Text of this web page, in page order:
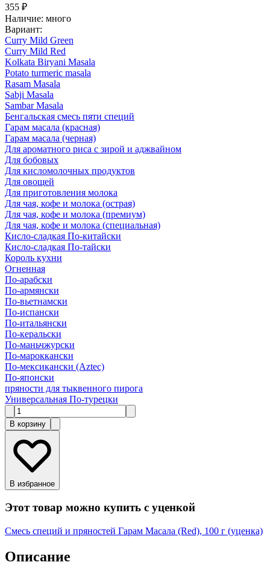
355 ₽
Наличие: много
Вариант:
Curry Mild Green
Curry Mild Red
Kolkata Biryani Masala
Potato turmeric masala
Rasam Masala
Sabji Masala
Sambar Masala
Бенгальская смесь пяти специй
Гарам масала (красная)
Гарам масала (черная)
Для ароматного риса с зирой и аджвайном
Для бобовых
Для кисломолочных продуктов
Для овощей
Для приготовления молока
Для чая, кофе и молока (острая)
Для чая, кофе и молока (премиум)
Для чая, кофе и молока (специальная)
Кисло-сладкая По-китайски
Кисло-сладкая По-тайски
Король кухни
Огненная
По-арабски
По-армянски
По-вьетнамски
По-испански
По-итальянски
По-керальски
По-маньчжурски
По-мароккански
По-мексикански (Aztec)
По-японски
пряности для тыквенного пирога
Универсальная По-турецки
В корзину
В избранное
Этот товар можно купить с уценкой
Смесь специй и пряностей Гарам Масала (Red), 100 г (уценка)
Описание